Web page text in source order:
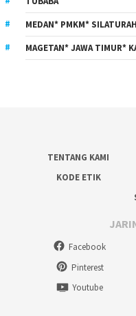
MEDAN* PMKM*
MAGETAN* JAWA TIMUR*
TENTANG KAMI
KODE ETIK
Facebook
Pinterest
Youtube